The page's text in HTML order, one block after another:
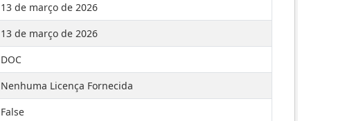
13 de março de 2026
13 de março de 2026
DOC
Nenhuma Licença Fornecida
False